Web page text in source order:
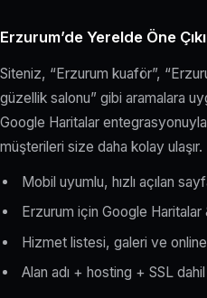
Erzurum’de Yerelde Öne
Siteniz, “Erzurum kuaför”,
güzellik salonu” gibi aramalara
Google Haritalar
müşterileri size daha kolay ulaşır.
Mobil uyumlu, hızlı açılan
Erzurum için Google
Hizmet listesi, galeri ve
Alan adı + hosting + SSL dahil